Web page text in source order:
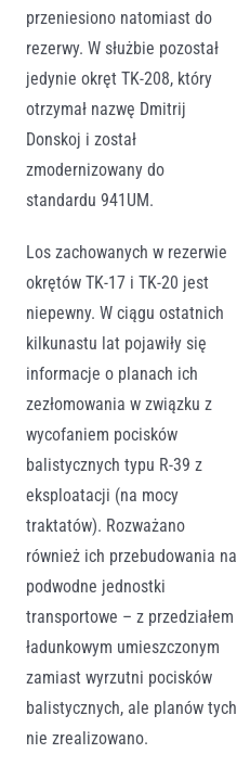
przeniesiono natomiast do
rezerwy. W służbie pozostał
jedynie okręt TK-208, który
otrzymał nazwę Dmitrij
Donskoj i został
zmodernizowany do
standardu 941UM.
Los zachowanych w rezerwie
okrętów TK-17 i TK-20 jest
niepewny. W ciągu ostatnich
kilkunastu lat pojawiły się
informacje o planach ich
zezłomowania w związku z
wycofaniem pocisków
balistycznych typu R-39 z
eksploatacji (na mocy
traktatów). Rozważano
również ich przebudowania na
podwodne jednostki
transportowe – z przedziałem
ładunkowym umieszczonym
zamiast wyrzutni pocisków
balistycznych, ale planów tych
nie zrealizowano.